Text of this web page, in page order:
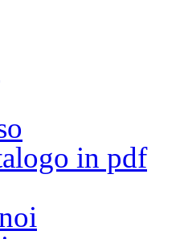
in pdf